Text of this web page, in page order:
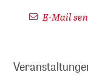
E-Mail